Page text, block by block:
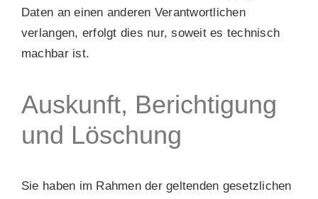
Daten an einen anderen Verantwortlichen
verlangen, erfolgt dies nur, soweit es technisch
machbar ist.
Auskunft, Berichtigung
und Löschung
Sie haben im Rahmen der geltenden gesetzlichen